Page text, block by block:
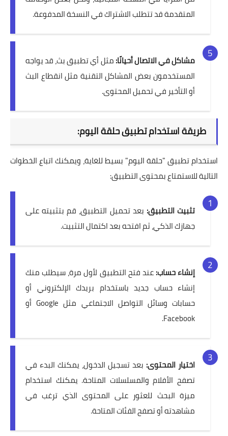
المتقدمة قد تتطلب الاشتراك في النسخة المدفوعة.
مشاكل في الاتصال أحيانًا:مثل أي تطبيق بث، قد يواجه
المستخدمون بعض المشاكل التقنية مثل انقطاع البث
أو التأخير في تحميل المحتوى.
طريقة استخدام تطبيق حلقة اليوم:
استخدام تطبيق "حلقة اليوم" بسيط للغاية، ويمكنك اتباع الخطوات
التالية للاستمتاع بمحتوى التطبيق:
تثبيت التطبيق: بعد تحميل التطبيق، قم بتثبيته على
جهازك الذكي، ثم افتحه بعد اكتمال التثبيت.
إنشاء حساب:عند فتح التطبيق لأول مرة، سيطلب منك
إنشاء حساب جديد باستخدام بريدك الإلكتروني أو
حسابات وسائل التواصل الاجتماعي مثل Google أو
Facebook.
اختيار المحتوى: بعد تسجيل الدخول، يمكنك البدء في
تصفح الأفلام والمسلسلات المتاحة. يمكنك استخدام
ميزة البحث للعثور على المحتوى الذي ترغب في
مشاهدته أو تصفح الفئات المتاحة.